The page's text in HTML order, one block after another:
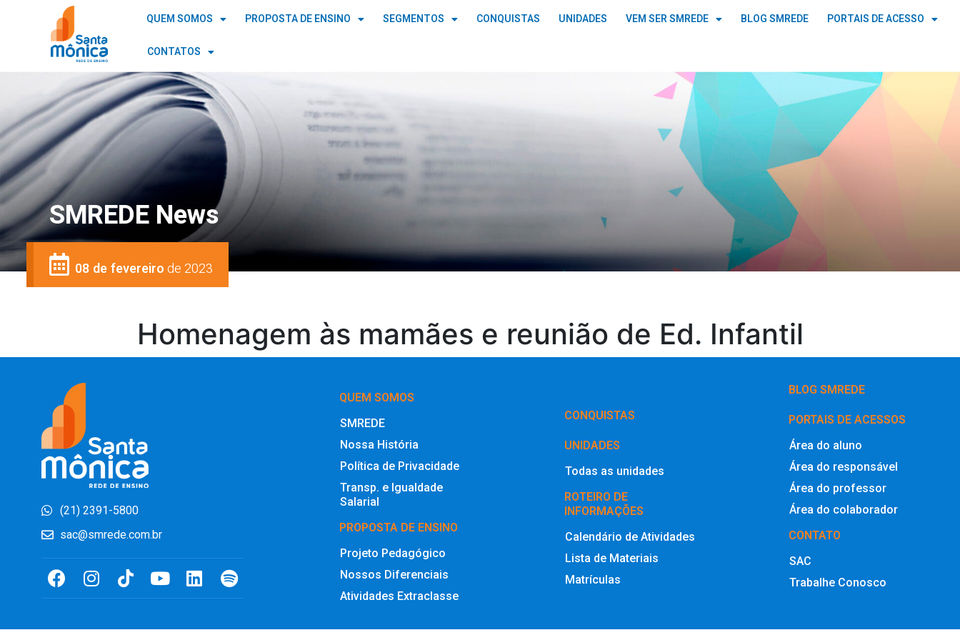
QUEM SOMOS PROPOSTA DE ENSINO SEGMENTOS CONQUISTAS UNIDADES VEM SER SMREDE BLOG SMREDE PORTAIS DE ACESSO
CONTATOS
SMREDE News
08 de fevereirode 2023
Homenagem às mamães e reunião de Ed. Infantil
(21) 2391-5800
sac@smrede.com.br
QUEM SOMOS
SMREDE
Nossa História
Política de Privacidade
Transp. e Igualdade
Salarial
PROPOSTA DE ENSINO
Projeto Pedagógico
Nossos Diferenciais
Atividades Extraclasse
‎CONQUISTAS
UNIDADES
Todas as unidades
ROTEIRO DE
INFORMAÇÕES
Calendário de Atividades
Lista de Materiais
Matrículas
BLOG SMREDE
PORTAIS DE ACESSOS
Área do aluno
Área do responsável
Área do professor
Área do colaborador
CONTATO
SAC
Trabalhe Conosco